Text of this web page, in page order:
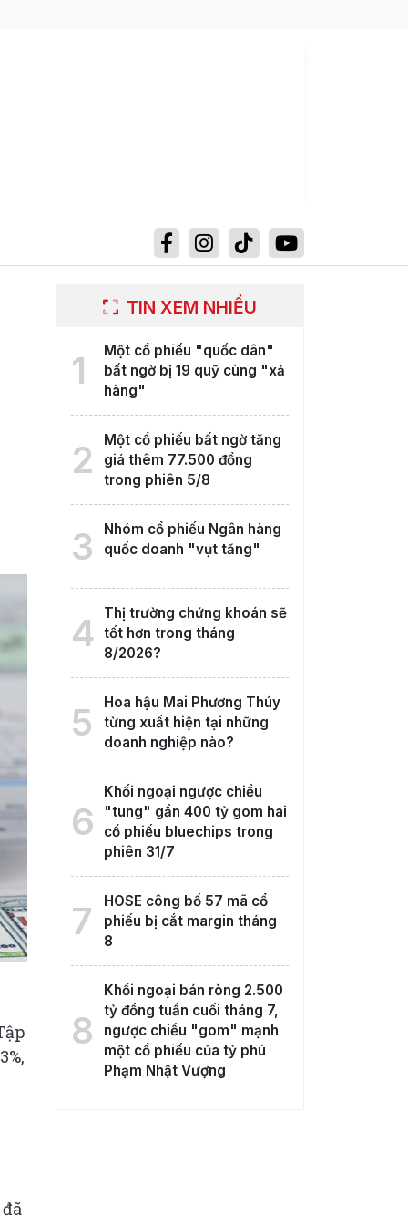
TIN XEM NHIỀU
1
Một cổ phiếu "quốc dân"
bất ngờ bị 19 quỹ cùng "xả
hàng"
2
Một cổ phiếu bất ngờ tăng
giá thêm 77.500 đồng
trong phiên 5/8
3
Nhóm cổ phiếu Ngân hàng
quốc doanh "vụt tăng"
4
Thị trường chứng khoán sẽ
tốt hơn trong tháng
8/2026?
5
Hoa hậu Mai Phương Thúy
từng xuất hiện tại những
doanh nghiệp nào?
6
Khối ngoại ngược chiều
"tung" gần 400 tỷ gom hai
cổ phiếu bluechips trong
phiên 31/7
7
HOSE công bố 57 mã cổ
phiếu bị cắt margin tháng
8
8
Khối ngoại bán ròng 2.500
tỷ đồng tuần cuối tháng 7,
ngược chiều "gom" mạnh
một cổ phiếu của tỷ phú
Phạm Nhật Vượng